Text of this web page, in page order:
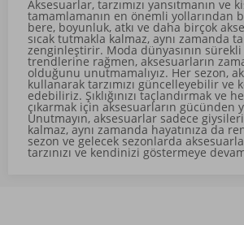
Aksesuarlar, tarzımızı yansıtmanın ve
tamamlamanın en önemli yollarından
bere, boyunluk, atkı ve daha birçok
sıcak tutmakla kalmaz, aynı zamanda
zenginleştirir. Moda dünyasının
trendlerine rağmen, aksesuarların
olduğunu unutmamalıyız. Her sezon,
kullanarak tarzımızı güncelleyebilir ve
edebiliriz. Şıklığınızı taçlandırmak ve
çıkarmak için aksesuarların gücünden
Unutmayın, aksesuarlar sadece
kalmaz, aynı zamanda hayatınıza da
sezon ve gelecek sezonlarda
tarzınızı ve kendinizi göstermeye